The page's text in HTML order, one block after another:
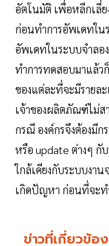
อัตโนมัติ เพื่อหลีกเลี่
ก่อนทำการอัพเดทใน
อัพเดทในระบบจำลอ
ทำการทดสอบมาแล้ว
ของแต่ละที่จะมีรายล
เจ้าของผลิตภัณฑ์ไม่ส
กรณี องค์กรจึงต้องมี
หรือ update ต่างๆ กั
ใกล้เคียงกับระบบงา
เกิดปัญหา ก่อนที่จะท
ข่าวที่เกี่ยวข้อง